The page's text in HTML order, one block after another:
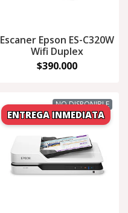
Escaner Epson ES-C320W
Wifi Duplex
$390.000
NO DISPONIBLE